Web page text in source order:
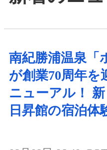
南紀勝浦温泉「
が創業70周年を
ニューアル！
日昇館の宿泊体